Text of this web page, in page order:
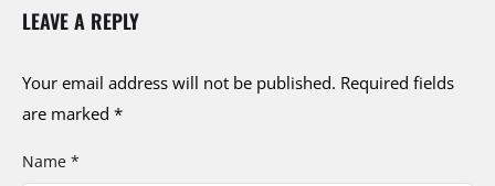
LEAVE A REPLY
Your email address will not be published. Required fields
are marked *
Name *